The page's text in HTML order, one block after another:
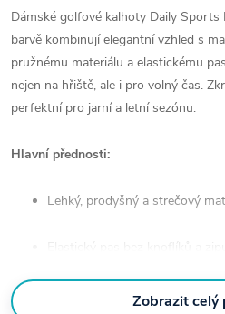
Dámské golfové kalhoty Daily
barvě kombinují elegantní vzhled s
pružnému materiálu a elastickému
nejen na hřiště, ale i pro volný čas.
perfektní pro jarní a letní sezónu.
Hlavní přednosti:
Lehký, prodyšný a strečový
Zkrácená délka nohavic (29") –
Zobrazit celý